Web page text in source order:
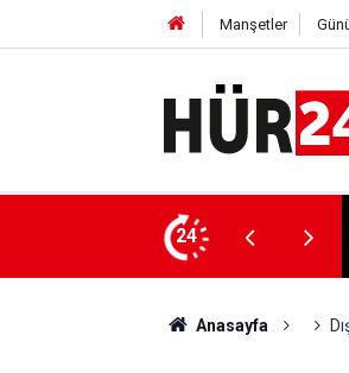
Manşetler
24
Anasayfa